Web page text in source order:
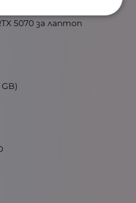
5070 за лаптоп